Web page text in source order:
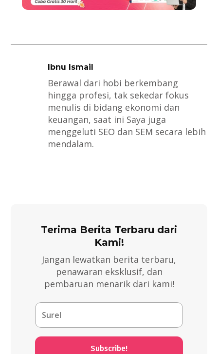
Ibnu Ismail
Berawal dari hobi berkembang
hingga profesi, tak sekedar fokus
menulis di bidang ekonomi dan
keuangan, saat ini Saya juga
menggeluti SEO dan SEM secara lebih
mendalam.
Terima Berita Terbaru dari
Kami!
Jangan lewatkan berita terbaru,
penawaran eksklusif, dan
pembaruan menarik dari kami!
Subscribe!